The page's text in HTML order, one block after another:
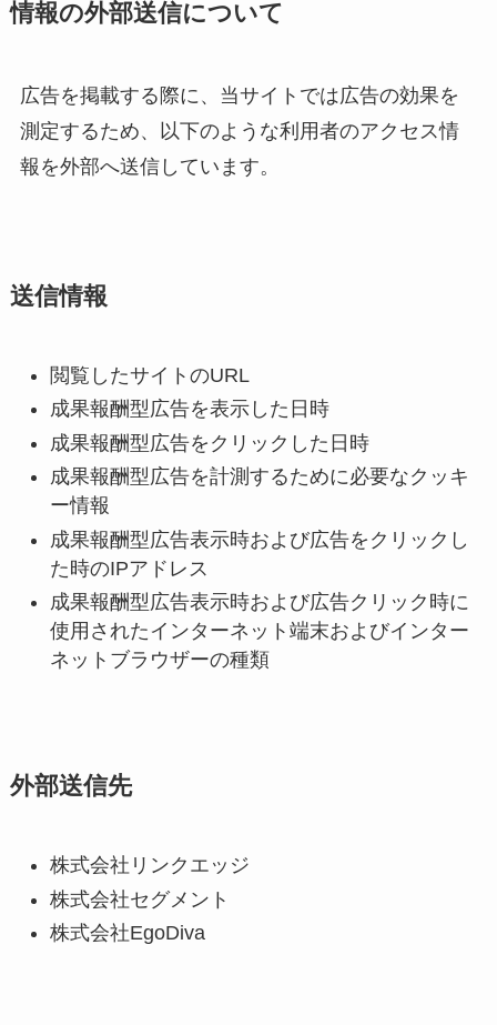
情報の外部送信について
広告を掲載する際に、当サイトでは広告の効果を
測定するため、以下のような利用者のアクセス情
報を外部へ送信しています。
送信情報
閲覧したサイトのURL
成果報酬型広告を表示した日時
成果報酬型広告をクリックした日時
成果報酬型広告を計測するために必要なクッキ
ー情報
成果報酬型広告表示時および広告をクリックし
た時のIPアドレス
成果報酬型広告表示時および広告クリック時に
使用されたインターネット端末およびインター
ネットブラウザーの種類
外部送信先
株式会社リンクエッジ
株式会社セグメント
株式会社EgoDiva